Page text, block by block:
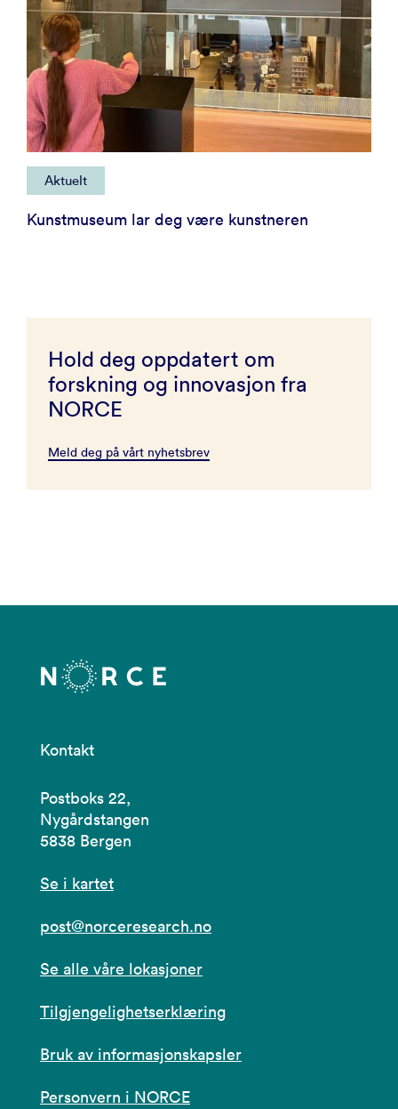
Aktuelt
Kunstmuseum lar deg være kunstneren
Hold deg oppdatert om
forskning og innovasjon fra
NORCE
Meld deg på vårt nyhetsbrev
Kontakt
Postboks 22,
Nygårdstangen
5838 Bergen
Se i kartet
post@norceresearch.no
Se alle våre lokasjoner
Tilgjengelighetserklæring
Bruk av informasjonskapsler
Personvern i NORCE